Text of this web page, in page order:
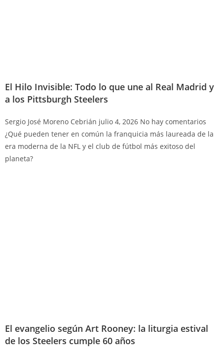
El Hilo Invisible: Todo lo que une al Real Madrid y
a los Pittsburgh Steelers
Sergio José Moreno Cebrián julio 4, 2026 No hay comentarios
¿Qué pueden tener en común la franquicia más laureada de la
era moderna de la NFL y el club de fútbol más exitoso del
planeta?
El evangelio según Art Rooney: la liturgia estival
de los Steelers cumple 60 años